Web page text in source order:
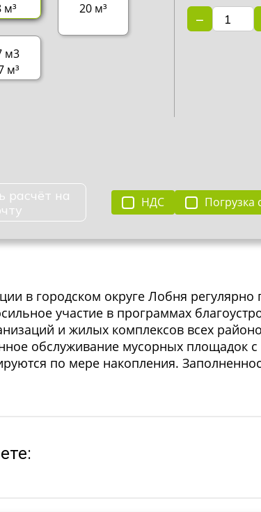
м³ 20 м³
м³
−
расчёт на
НДС Погрузка
в городском округе Лобня
участие в программах
и жилых комплексов всех
обслуживание мусорных площадок
по мере накопления.